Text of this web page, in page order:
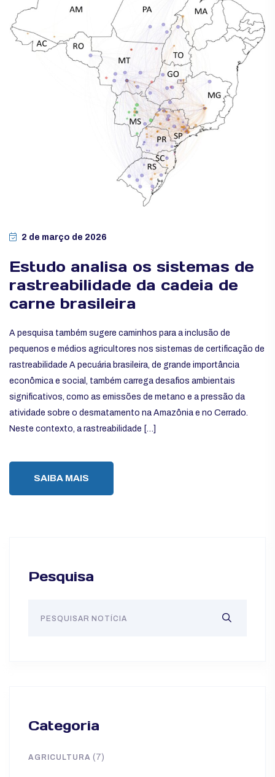
2 de março de 2026
Estudo analisa os sistemas de
rastreabilidade da cadeia de
carne brasileira
A pesquisa também sugere caminhos para a inclusão de
pequenos e médios agricultores nos sistemas de certificação de
rastreabilidade A pecuária brasileira, de grande importância
econômica e social, também carrega desafios ambientais
significativos, como as emissões de metano e a pressão da
atividade sobre o desmatamento na Amazônia e no Cerrado.
Neste contexto, a rastreabilidade […]
SAIBA MAIS
Pesquisa
Categoria
AGRICULTURA (7)